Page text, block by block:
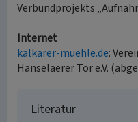
Verbundprojekts
Internet
kalkarer-muehle.de:
Hanselaerer Tor e.V.
Literatur